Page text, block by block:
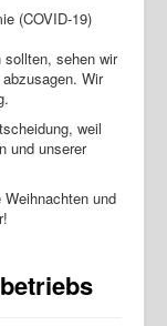
(COVID-19)
sollten, sehen wir
Wir
weil
und unserer
und